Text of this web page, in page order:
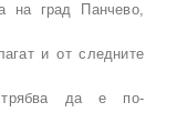
на град Панчево,
и от следните
трябва да е по-